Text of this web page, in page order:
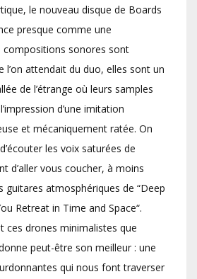
le nouveau disque de Boards
presque comme une
compositions sonores sont
l’on attendait du duo, elles sont un
de l’étrange où leurs samples
d’une imitation
et mécaniquement ratée. On
les voix saturées de
d’aller vous coucher, à moins
guitares atmosphériques de “Deep
Retreat in Time and Space“.
ces drones minimalistes que
peut-être son meilleur : une
qui nous font traverser